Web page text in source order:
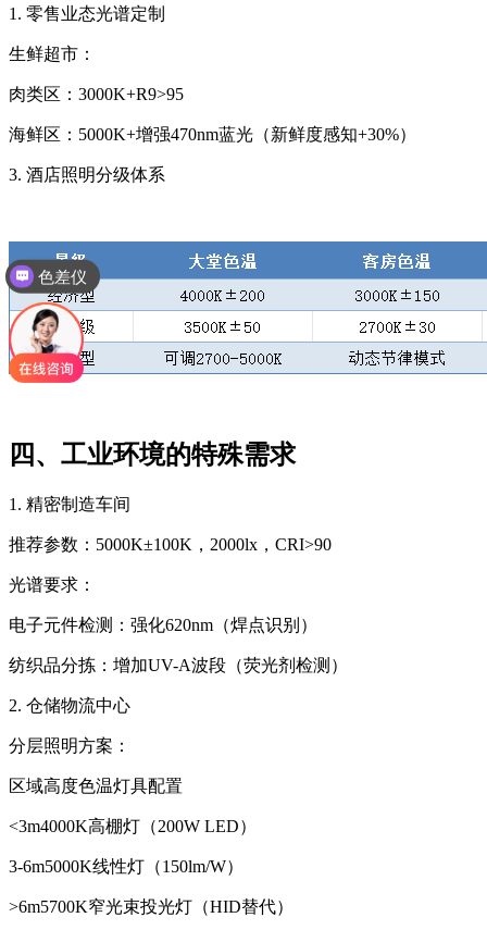
1. 零售业态光谱定制
生鲜超市：
肉类区：3000K+R9>95
海鲜区：5000K+增强470nm蓝光（新鲜度感知+30%）
3. 酒店照明分级体系
四、工业环境的特殊需求
1. 精密制造车间
推荐参数：5000K±100K，2000lx，CRI>90
光谱要求：
电子元件检测：强化620nm（焊点识别）
纺织品分拣：增加UV-A波段（荧光剂检测）
2. 仓储物流中心
分层照明方案：
区域高度色温灯具配置
<3m4000K高棚灯（200W LED）
3-6m5000K线性灯（150lm/W）
>6m5700K窄光束投光灯（HID替代）
色差仪